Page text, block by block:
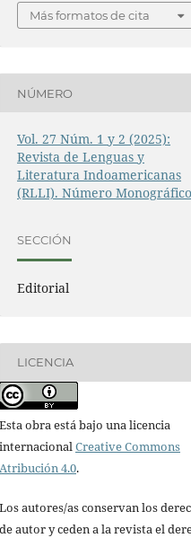
Más formatos de cita
NÚMERO
Vol. 27 Núm. 1 y 2 (2025):
Revista de Lenguas y
Literatura Indoamericanas
(RLLI). Número
SECCIÓN
Editorial
LICENCIA
Esta obra está bajo una licencia
internacional Creative Commons
Atribución 4.0.
Los autores/as conservan los
de autor y ceden a la revista el